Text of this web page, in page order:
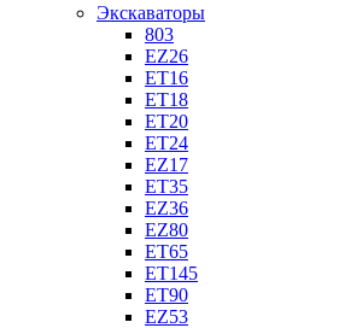
Экскаваторы
803
EZ26
ET16
ET18
ET20
ET24
EZ17
ET35
EZ36
EZ80
ET65
ET145
ET90
EZ53